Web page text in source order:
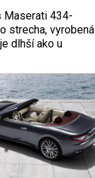
Maserati 434-
strecha, vyrobená
dlhší ako u